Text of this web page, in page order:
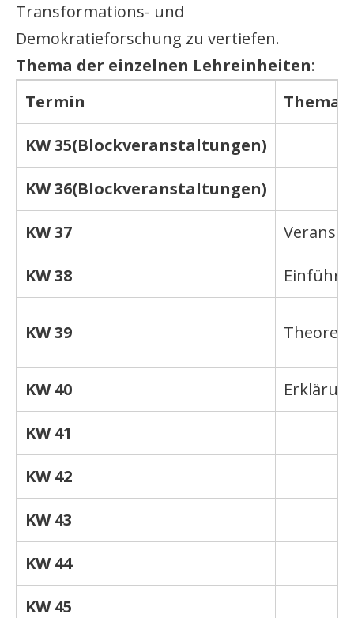
Transformations- und
Demokratieforschung zu vertiefen.
Thema der einzelnen Lehreinheiten:
Termin
Thema
KW 35(Blockveranstaltungen)
KW 36(Blockveranstaltungen)
KW 37
KW 38
KW 39
KW 40
KW 41
KW 42
KW 43
KW 44
KW 45